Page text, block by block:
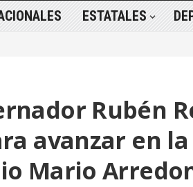
ESTATALES
Rubén
avanzar en
Mario